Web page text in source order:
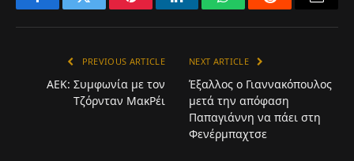
FacebookTwitter PinterestLinkedInWhatsAppReddit
PREVIOUS ARTICLE
ΑΕΚ: Συμφωνία με τον
Τζόρνταν ΜακΡέι
NEXT ARTICLE
Έξαλλος ο Γιαννακόπουλος
μετά την απόφαση
Παπαγιάννη να πάει στη
Φενέρμπαχτσε